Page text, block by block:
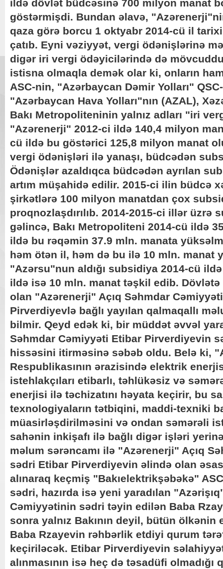
ildə dövlət büdcəsinə 700 milyon manat
göstərmişdi. Bundan əlavə,
qaza görə borcu 1 oktyabr 2014-cü il
çatıb. Eyni vəziyyət, vergi ödənişlərinə
digər iri vergi ödəyicilərində də
istisna olmaqla demək olar ki, onların
ASC-nin, "Azərbaycan Dəmir Yolları"
"Azərbaycan Hava Yolları"nın (AZAL),
Bakı Metropoliteninin yalnız adları "iri
"Azərenerji" 2012-ci ildə 140,4 milyon
cü ildə bu göstərici 125,8 milyon manat
vergi ödənişləri ilə yanaşı, büdcədən
Ödənişlər azaldıqca büdcədən ayrılan
artım müşahidə edilir. 2015-ci ilin büdcə
şirkətlərə 100 milyon manatdan çox
proqnozlaşdırılıb. 2014-2015-ci illər üzrə
gəlincə, Bakı Metropoliteni 2014-cü ildə
ildə bu rəqəmin 37.9 mln. manata
həm ötən il, həm də bu ilə 10 mln. manat
"Azərsu"nun aldığı subsidiya 2014-cü
ildə isə 10 mln. manat təşkil edib.
olan "Azərenerji" Açıq Səhmdar
Pirverdiyevlə bağlı yayılan qalmaqallı
bilmir. Qeyd edək ki, bir müddət əvvəl
Səhmdar Cəmiyyəti Etibar Pirverdiyevin
hissəsini itirməsinə səbəb oldu. Belə ki,
Respublikasının ərazisində elektrik
istehlakçıları etibarlı, təhlükəsiz və
enerjisi ilə təchizatını həyata keçirir, bu
texnologiyaların tətbiqini, maddi-texniki
müasirləşdirilməsini və ondan səmərəli
sahənin inkişafı ilə bağlı digər işləri
məlum sərəncamı ilə "Azərenerji" Açıq
sədri Etibar Pirverdiyevin əlində olan
alınaraq keçmiş "Bakıelektrikşəbəkə"
sədri, hazırda isə yeni yaradılan
Cəmiyyətinin sədri təyin edilən Baba
sonra yalnız Bakının deyil, bütün ölkənin
Baba Rzayevin rəhbərlik etdiyi qurum
keçiriləcək. Etibar Pirverdiyevin
alınmasının isə heç də təsadüfi